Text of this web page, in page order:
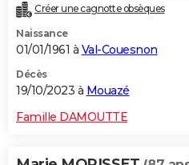
Créer une cagnotte obsèques
Naissance
01/01/1961 à Val-Couesnon
Décès
19/10/2023 à Mouazé
Famille DAMOUTTE